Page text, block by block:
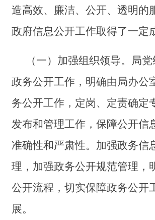
造高效、廉洁、公开、透明的
政府信息公开工作取得了一定
（一）加强组织领导。局
政务公开工作，明确由局办公
务公开工作，定岗、定责确定
发布和管理工作，保障公开信
准确性和严肃性。加强政务信
理，加强政务公开规范管理，
公开流程，切实保障政务公开
展。